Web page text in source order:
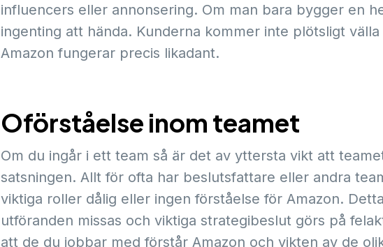
influencers eller annonsering. Om man bara bygger en
ingenting att hända. Kunderna kommer inte plötsligt
Amazon fungerar precis likadant.
Oförståelse inom teamet
Om du ingår i ett team så är det av yttersta vikt att
satsningen. Allt för ofta har beslutsfattare eller andra
viktiga roller dålig eller ingen förståelse för Amazon.
utföranden missas och viktiga strategibeslut görs på
att de du jobbar med förstår Amazon och vikten av de